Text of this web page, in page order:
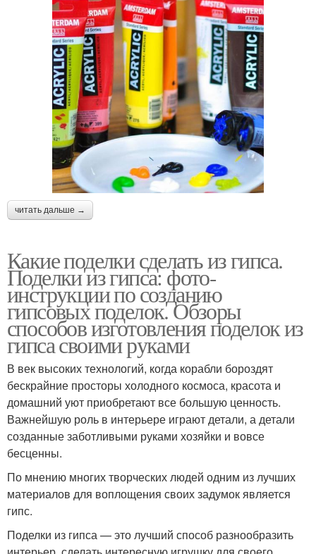
читать дальше →
Какие поделки сделать из гипса.
Поделки из гипса: фото-
инструкции по созданию
гипсовых поделок. Обзоры
способов изготовления поделок из
гипса своими руками
В век высоких технологий, когда корабли бороздят
бескрайние просторы холодного космоса, красота и
домашний уют приобретают все большую ценность.
Важнейшую роль в интерьере играют детали, а детали
созданные заботливыми руками хозяйки и вовсе
бесценны.
По мнению многих творческих людей одним из лучших
материалов для воплощения своих задумок является
гипс.
Поделки из гипса — это лучший способ разнообразить